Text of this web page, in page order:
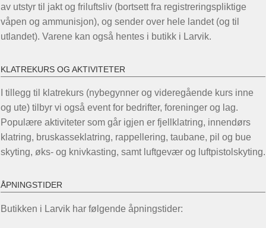
av utstyr til jakt og friluftsliv (bortsett fra registreringspliktige
våpen og ammunisjon), og sender over hele landet (og til
utlandet). Varene kan også hentes i butikk i Larvik.
KLATREKURS OG AKTIVITETER
I tillegg til klatrekurs (nybegynner og videregående kurs inne
og ute) tilbyr vi også event for bedrifter, foreninger og lag.
Populære aktiviteter som går igjen er fjellklatring, innendørs
klatring, bruskasseklatring, rappellering, taubane, pil og bue
skyting, øks- og knivkasting, samt luftgevær og luftpistolskyting.
ÅPNINGSTIDER
Butikken i Larvik har følgende åpningstider: